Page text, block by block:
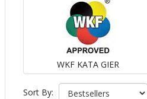
WKF KATA GIER
Sort By: